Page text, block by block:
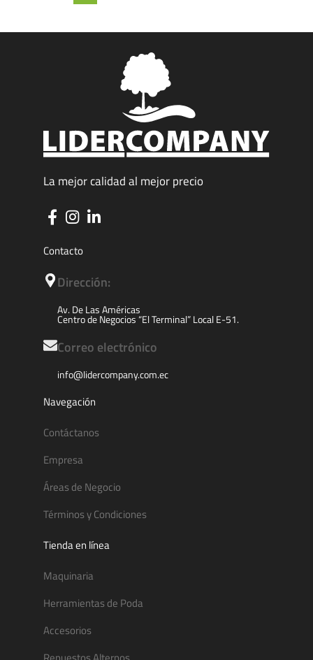
La mejor calidad al mejor precio
Contacto
Dirección:
Av. De Las Américas
Centro de Negocios “El Terminal” Local E-51.
Correo electrónico
info@lidercompany.com.ec
Navegación
Contáctanos
Empresa
Áreas de Negocio
Términos y Condiciones
Tienda en línea
Maquinaria
Herramientas de Poda
Accesorios